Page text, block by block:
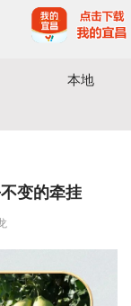
本地
变的牵挂